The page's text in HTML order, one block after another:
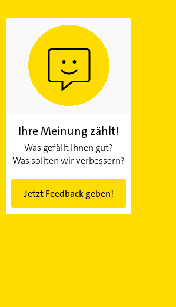
Ihre Meinung zählt!
Was gefällt Ihnen gut?
Was sollten wir verbessern?
Jetzt Feedback geben!